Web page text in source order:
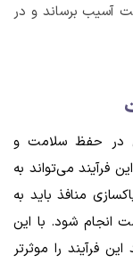
آسيب برساند و در
در حفظ سلامت و
فرآیند می‌تواند به
منافذ باید به
انجام شود. با این
فرآیند را موثرتر